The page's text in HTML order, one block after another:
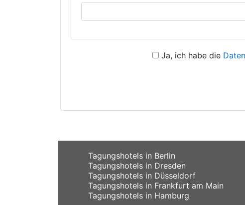
Ja, ich habe die
Tagungshotels in Berlin
Tagungshotels in Dresden
Tagungshotels in Düsseldorf
Tagungshotels in Frankfurt am Main
Tagungshotels in Hamburg